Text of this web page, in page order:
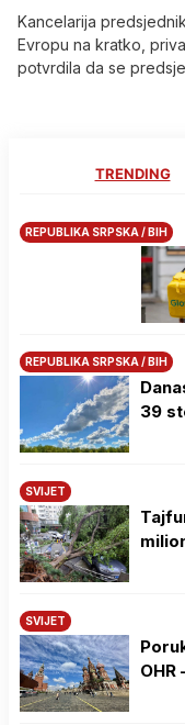
Kancelarija
Evropu na kratko,
potvrdila da se
TRENDING
REPUBLIKA SRPSKA / BIH
REPUBLIKA SRPSKA / BIH
39
SVIJET
SVIJET